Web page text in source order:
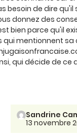
besoin de dire qu'il
donnez des
bien parce qu'il
qui mentionnent sa
qui décide de ce
Sandrine
13 novembre